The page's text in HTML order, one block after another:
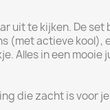
uit te kijken. De
(met actieve kool),
Alles in een mooie
die zacht is voor